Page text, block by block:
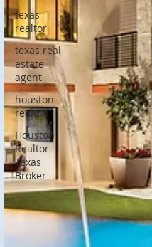
texas
realtor
texas real
estate
agent
houston
realtor
Houston
Realtor
Texas
Broker